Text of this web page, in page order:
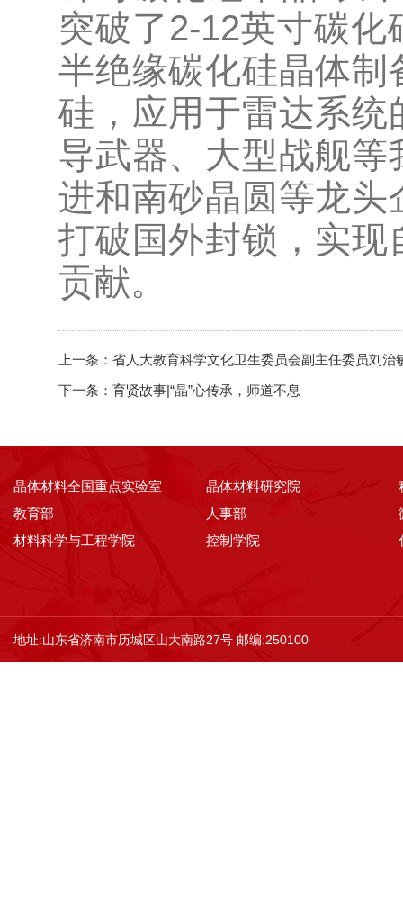
突破了2-12英寸碳
半绝缘碳化硅晶体
硅，应用于雷达系
导武器、大型战舰
进和南砂晶圆等龙
打破国外封锁，实
贡献。
上一条： 省人大教育科学文化卫生委员会副主任委员刘
下一条： 育贤故事|“晶”心传承，师道不息
晶体材料全国重点实验室 晶体材料研究院
教育部
人事部
材料科学与工程学院
控制学院
地址:山东省济南市历城区山大南路27号 邮编:250100